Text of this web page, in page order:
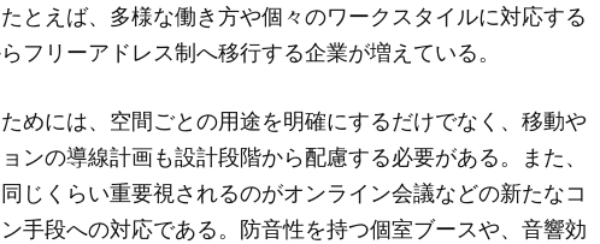
とえば、多様な働き方や個々のワークスタイルに対応する
フリーアドレス制へ移行する企業が増えている。
めには、空間ごとの用途を明確にするだけでなく、移動や
ンの導線計画も設計段階から配慮する必要がある。また、
じくらい重要視されるのがオンライン会議などの新たなコ
手段への対応である。防音性を持つ個室ブースや、音響効